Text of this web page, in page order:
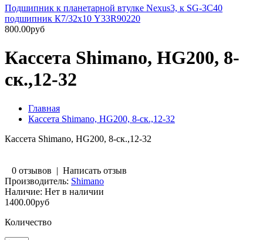
Подшипник к планетарной втулке Nexus3, к SG-3C40
подшипник К7/32х10 Y33R90220
800.00руб
Кассета Shimano, HG200, 8-
ск.,12-32
Главная
Кассета Shimano, HG200, 8-ск.,12-32
Кассета Shimano, HG200, 8-ск.,12-32
0 отзывов | Написать отзыв
Производитель: Shimano
Наличие: Нет в наличии
1400.00руб
Количество